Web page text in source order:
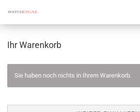
Ihr Warenkorb
Sie haben noch nichts in Ihrem Warenkorb.